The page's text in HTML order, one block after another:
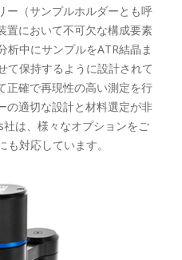
ー（サンプルホルダーとも呼
置において不可欠な構成要素
析中にサンプルをATR結晶ま
て保持するように設計されて
正確で再現性の高い測定を行
の適切な設計と材料選定が非
は、様々なオプションをご
対応しています。